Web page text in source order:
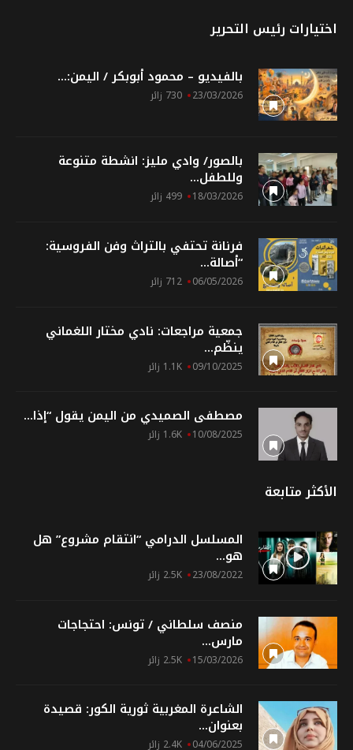
اختيارات رئيس التحرير
بالفيديو – محمود أبوبكر / اليمن:...
23/03/2026 730 زائر
بالصور/ وادي مليز: انشطة متنوعة
وللطفل...
18/03/2026 499 زائر
فرنانة تحتفي بالتراث وفن الفروسية:
“أصالة...
06/05/2026 712 زائر
جمعية مراجعات: نادي مختار اللغماني
ينظّم...
09/10/2025 1.1K زائر
مصطفى الصميدي من اليمن يقول “إذا...
10/08/2025 1.6K زائر
الأكثر متابعة
المسلسل الدرامي “انتقام مشروع” هل
هو...
23/08/2022 2.5K زائر
منصف سلطاني / تونس: احتجاجات
مارس...
15/03/2026 2.5K زائر
الشاعرة المغربية ثورية الكور: قصيدة
بعنوان...
04/06/2025 2.4K زائر